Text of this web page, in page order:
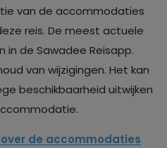
van de accommodaties
reis. De meest actuele
in de Sawadee Reisapp.
van wijzigingen. Het kan
beschikbaarheid uitwijken
de accommodaties